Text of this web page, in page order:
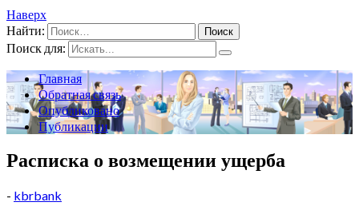
Наверх
Найти:
Поиск для:
Главная
Обратная связь
Опубликовано
Публикации
Расписка о возмещении ущерба
- kbrbank